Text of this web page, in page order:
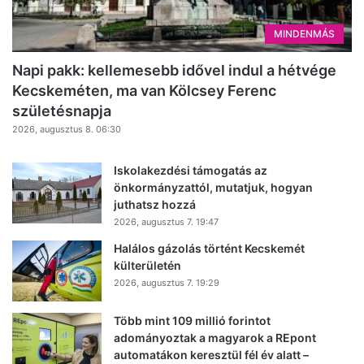
MINDENMÁS
Napi pakk: kellemesebb idővel indul a hétvége
Kecskeméten, ma van Kölcsey Ferenc
születésnapja
2026, augusztus 8. 06:30
Iskolakezdési támogatás az
önkormányzattól, mutatjuk, hogyan
juthatsz hozzá
2026, augusztus 7. 19:47
Halálos gázolás történt Kecskemét
külterületén
2026, augusztus 7. 19:29
Több mint 109 millió forintot
adományoztak a magyarok a REpont
automatákon keresztül fél év alatt –